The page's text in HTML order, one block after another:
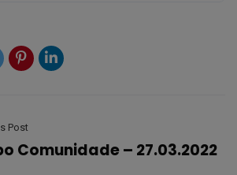
Post
Comunidade – 27.03.2022